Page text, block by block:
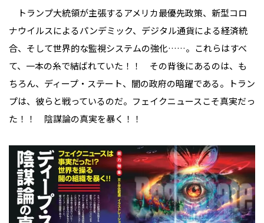
トランプ大統領が主張するアメリカ最優先政策、新型コロ
ナウイルスによるパンデミック、デジタル通貨による経済統
合、そして世界的な監視システムの強化……。これらはすべ
て、一本の糸で結ばれていた！！ その背後にあるのは、も
ちろん、ディープ・ステート、闇の政府の暗躍である。トラン
プは、彼らと戦っているのだ。フェイクニュースこそ真実だっ
た！！ 陰謀論の真実を暴く！！